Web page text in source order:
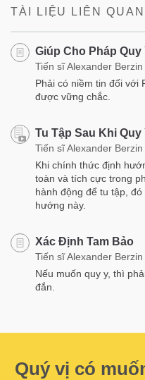
TÀI LIỆU LIÊN QUAN
Giúp Cho Pháp
Tiến sĩ Alexander Berzin
Phải có niềm tin đối với
được vững chắc.
Tu Tập Sau Khi Quy
Tiến sĩ Alexander Berzin
Khi chính thức định
toàn và tích cực trong
hành động để tu tập,
hướng này.
Xác Định Tam Bảo
Tiến sĩ Alexander Berzin
Nếu muốn quy y, thì
đắn.
Quý vị có